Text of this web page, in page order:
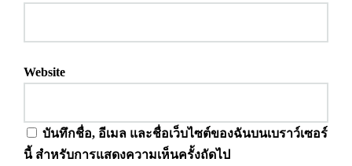
Website
บันทึกชื่อ, อีเมล และชื่อเว็บไซต์ของฉันบนเบราว์เซอร์
นี้ สำหรับการแสดงความเห็นครั้งถัดไป